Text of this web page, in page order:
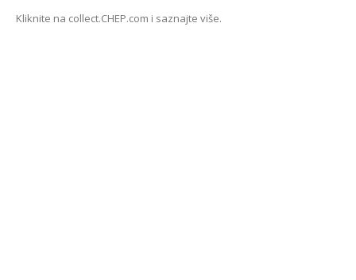
Kliknite na collect.CHEP.com i saznajte više.